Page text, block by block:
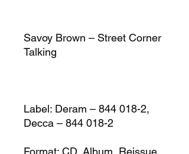
Savoy Brown – Street Corner
Talking
Label: Deram – 844 018-2,
Decca – 844 018-2
Format: CD, Album, Reissue